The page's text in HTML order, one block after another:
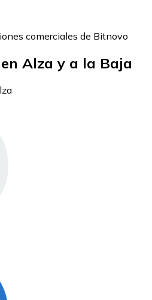
comerciales de Bitnovo
Alza y a la Baja